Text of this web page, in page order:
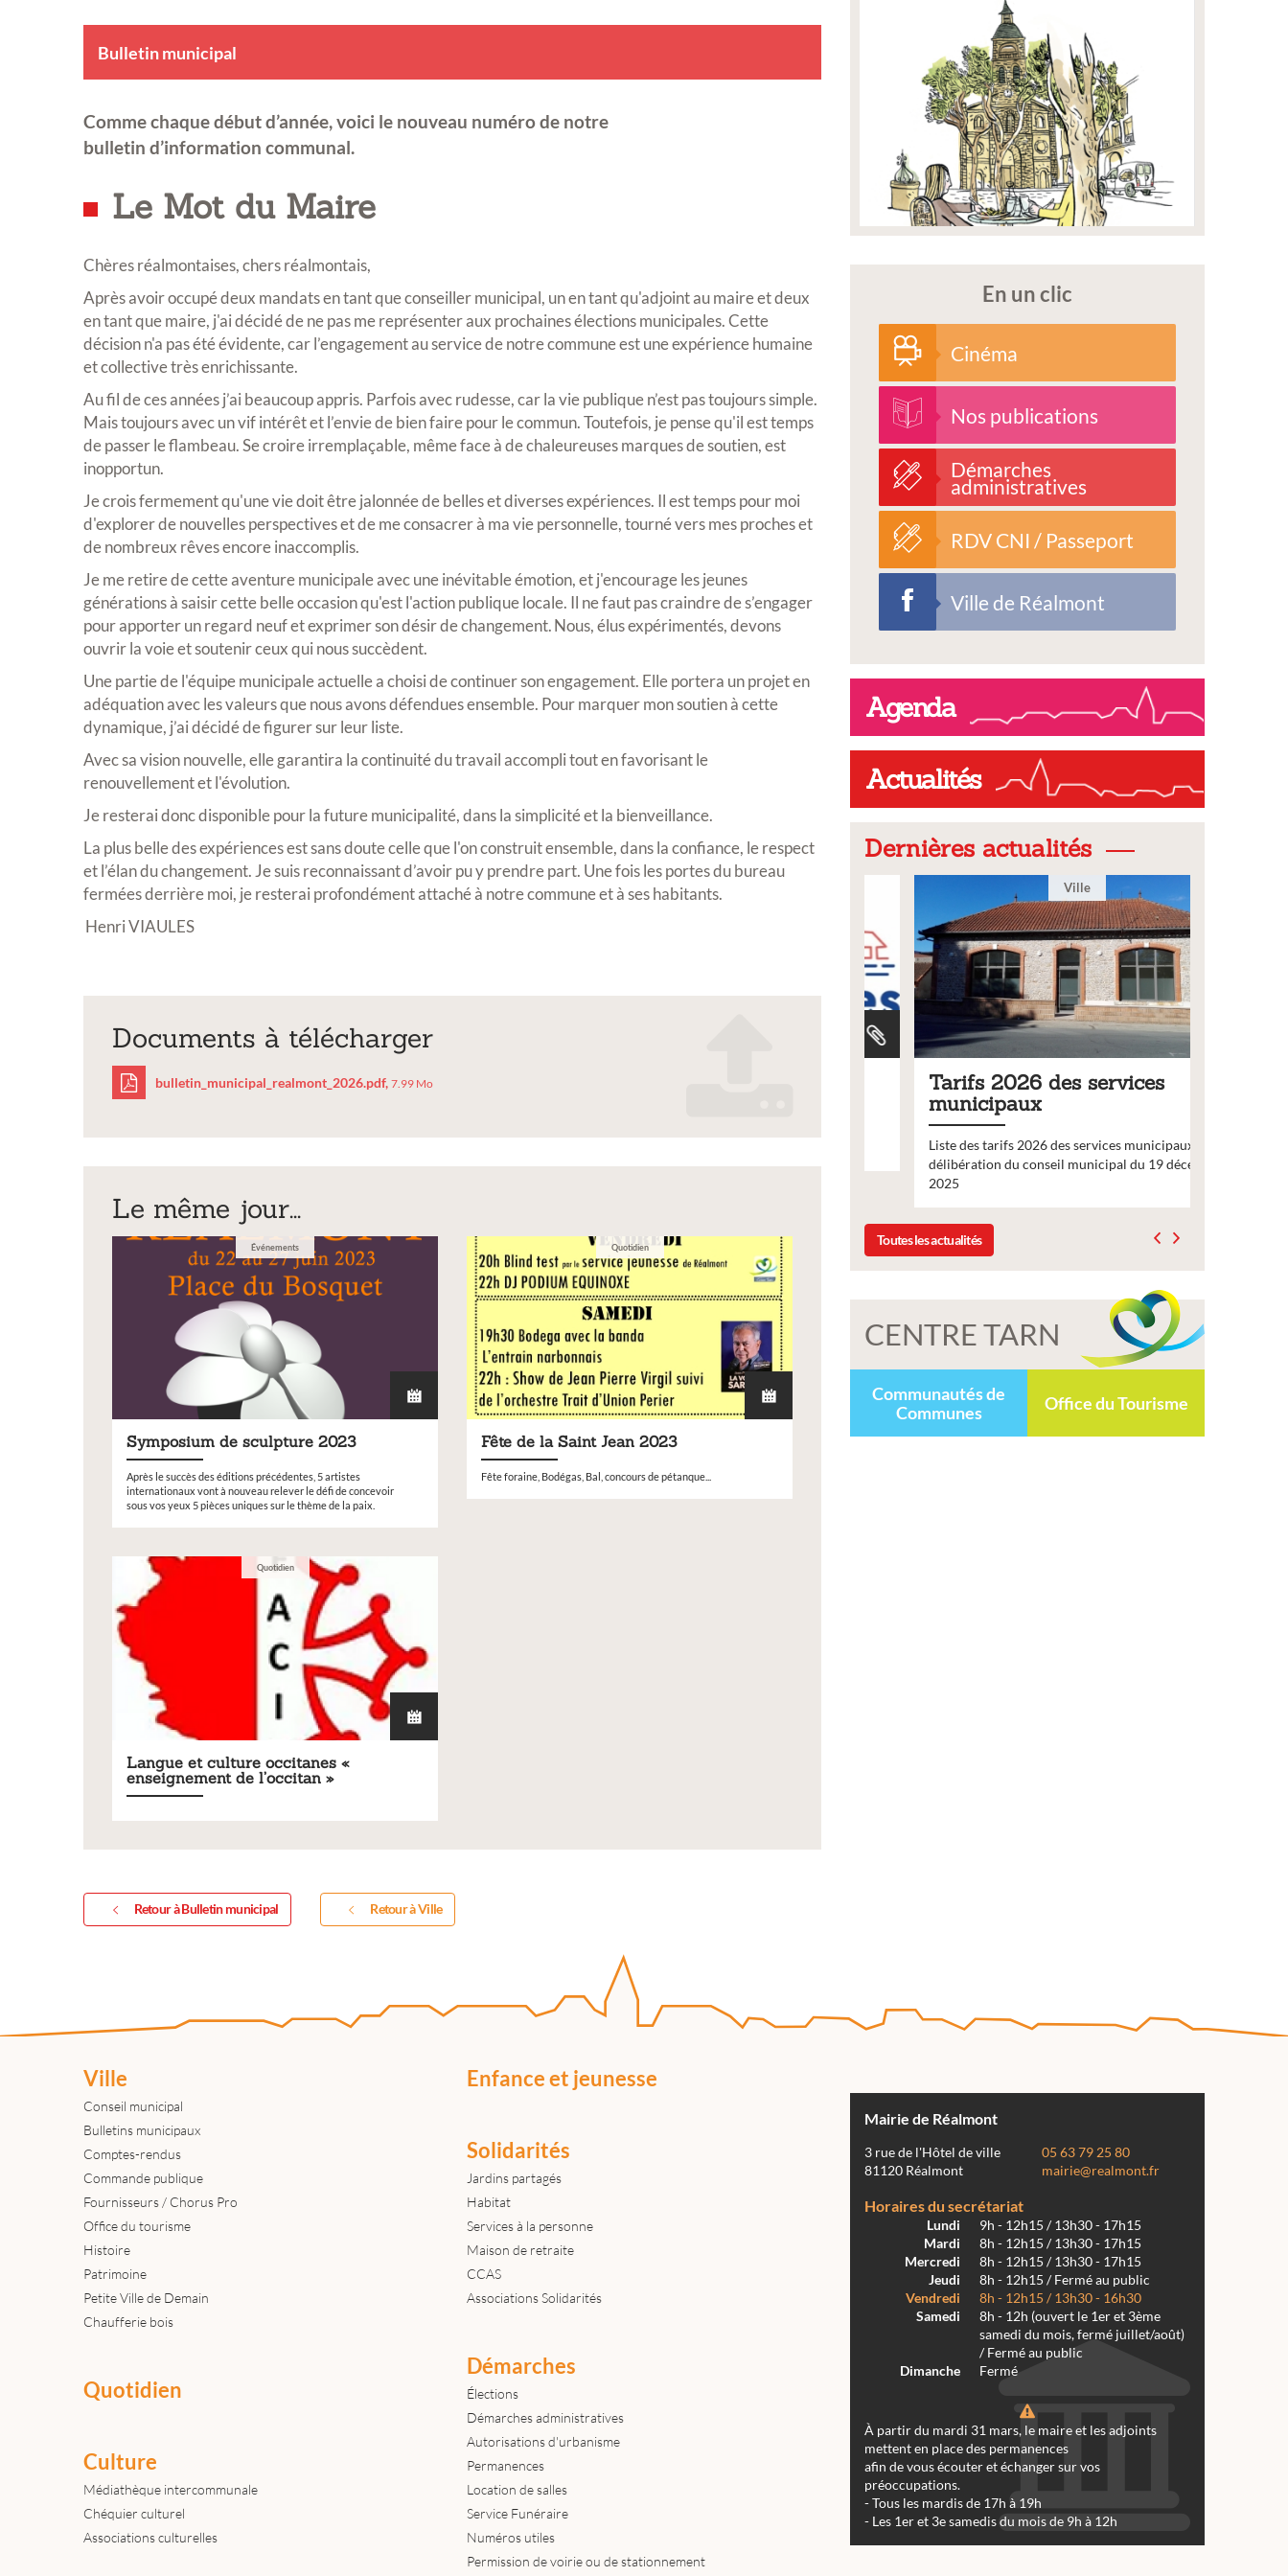
Bulletin municipal
Comme chaque début d’année, voici le nouveau numéro de notre
bulletin d’information communal.
Le Mot du Maire
Chères réalmontaises, chers réalmontais,
Après avoir occupé deux mandats en tant que conseiller municipal, un en tant qu'adjoint au maire et deux
en tant que maire, j'ai décidé de ne pas me représenter aux prochaines élections municipales. Cette
décision n'a pas été évidente, car l’engagement au service de notre commune est une expérience humaine
et collective très enrichissante.
Au fil de ces années j’ai beaucoup appris. Parfois avec rudesse, car la vie publique n’est pas toujours simple.
Mais toujours avec un vif intérêt et l’envie de bien faire pour le commun. Toutefois, je pense qu'il est temps
de passer le flambeau. Se croire irremplaçable, même face à de chaleureuses marques de soutien, est
inopportun.
Je crois fermement qu'une vie doit être jalonnée de belles et diverses expériences. Il est temps pour moi
d'explorer de nouvelles perspectives et de me consacrer à ma vie personnelle, tourné vers mes proches et
de nombreux rêves encore inaccomplis.
Je me retire de cette aventure municipale avec une inévitable émotion, et j'encourage les jeunes
générations à saisir cette belle occasion qu'est l'action publique locale. Il ne faut pas craindre de s’engager
pour apporter un regard neuf et exprimer son désir de changement. Nous, élus expérimentés, devons
ouvrir la voie et soutenir ceux qui nous succèdent.
Une partie de l'équipe municipale actuelle a choisi de continuer son engagement. Elle portera un projet en
adéquation avec les valeurs que nous avons défendues ensemble. Pour marquer mon soutien à cette
dynamique, j’ai décidé de figurer sur leur liste.
Avec sa vision nouvelle, elle garantira la continuité du travail accompli tout en favorisant le
renouvellement et l'évolution.
Je resterai donc disponible pour la future municipalité, dans la simplicité et la bienveillance.
La plus belle des expériences est sans doute celle que l'on construit ensemble, dans la confiance, le respect
et l’élan du changement. Je suis reconnaissant d’avoir pu y prendre part. Une fois les portes du bureau
fermées derrière moi, je resterai profondément attaché à notre commune et à ses habitants.
Henri VIAULES
Documents à télécharger
bulletin_municipal_realmont_2026.pdf
bulletin_municipal_realmont_2026.pdf, 7.99 Mo
Le même jour...
Événements
Symposium de sculpture 2023
Après le succès des éditions précédentes, 5 artistes
internationaux vont à nouveau relever le défi de concevoir
sous vos yeux 5 pièces uniques sur le thème de la paix.
Quotidien
Fête de la Saint Jean 2023
Fête foraine, Bodégas, Bal, concours de pétanque...
Quotidien
Langue et culture occitanes «
enseignement de l’occitan »
Retour à Bulletin municipal Retour à Ville
En un clic
Cinéma
Nos publications
Démarches
administratives
RDV CNI / Passeport
Ville de Réalmont
Agenda
Actualités
Dernières actualités
Exposition
Inscription Réal'Art 2026 -
Vous souhaitez exposer vos oeuvres lors de notre
Petite Ville de Demain
Tarifs 2026 des services
municipaux
Liste des tarifs 2026 des services municipaux,
délibération du conseil municipal du 19 décembre
Toutes les actualités
CENTRE TARN
Communautés de
Communes
Office du Tourisme
Ville
Conseil municipal
Bulletins municipaux
Comptes-rendus
Commande publique
Fournisseurs / Chorus Pro
Office du tourisme
Histoire
Patrimoine
Petite Ville de Demain
Chaufferie bois
Quotidien
Culture
Médiathèque intercommunale
Chéquier culturel
Associations culturelles
Enfance et jeunesse
Solidarités
Jardins partagés
Habitat
Services à la personne
Maison de retraite
CCAS
Associations Solidarités
Démarches
Élections
Démarches administratives
Autorisations d'urbanisme
Permanences
Location de salles
Service Funéraire
Numéros utiles
Permission de voirie ou de stationnement
Mairie de Réalmont
3 rue de l'Hôtel de ville
81120 Réalmont
05 63 79 25 80
mairie@realmont.fr
Horaires du secrétariat
Lundi
9h - 12h15 / 13h30 - 17h15
Mardi
8h - 12h15 / 13h30 - 17h15
Mercredi
8h - 12h15 / 13h30 - 17h15
Jeudi
8h - 12h15 / Fermé au public
Vendredi
8h - 12h15 / 13h30 - 16h30
Samedi
8h - 12h (ouvert le 1er et 3ème
samedi du mois, fermé juillet/août)
/ Fermé au public
Dimanche
Fermé
À partir du mardi 31 mars, le maire et les adjoints
mettent en place des permanences
afin de vous écouter et échanger sur vos
préoccupations.
- Tous les mardis de 17h à 19h
- Les 1er et 3e samedis du mois de 9h à 12h